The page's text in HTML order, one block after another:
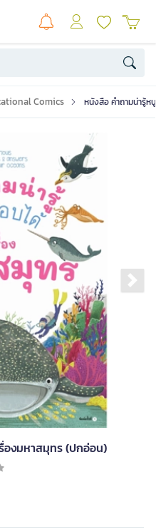
Comics หนังสือ คำถามน่ารู้ห
องมหาสมุทร (ปกอ่อน)